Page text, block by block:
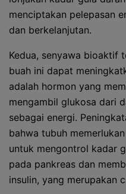
menciptakan pelepasan
dan berkelanjutan.
Kedua, senyawa bioaktif
buah ini dapat
adalah hormon yang
mengambil glukosa dari
sebagai energi.
bahwa tubuh
untuk mengontrol kadar
pada pankreas dan
insulin, yang merupakan